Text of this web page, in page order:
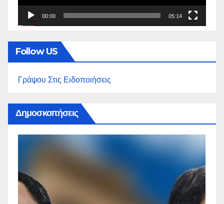
00:00 05:14
Follow US
Γράψου Στις Ειδοποιήσεις
Δημοσκοπήσεις